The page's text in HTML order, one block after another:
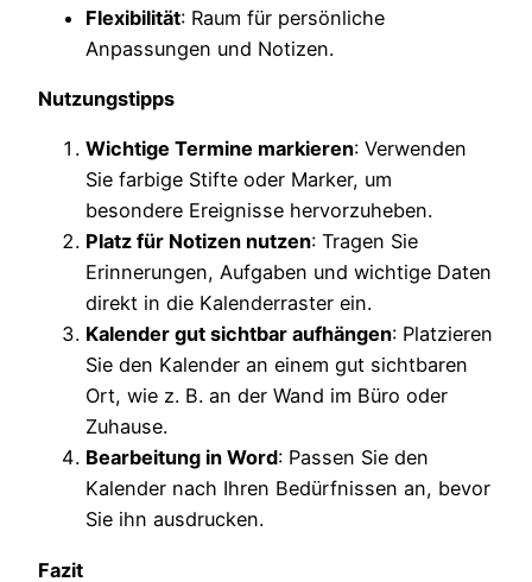
Flexibilität: Raum für persönliche
Anpassungen und Notizen.
Nutzungstipps
Wichtige Termine markieren: Verwenden
Sie farbige Stifte oder Marker, um
besondere Ereignisse hervorzuheben.
Platz für Notizen nutzen: Tragen Sie
Erinnerungen, Aufgaben und wichtige Daten
direkt in die Kalenderraster ein.
Kalender gut sichtbar aufhängen: Platzieren
Sie den Kalender an einem gut sichtbaren
Ort, wie z. B. an der Wand im Büro oder
Zuhause.
Bearbeitung in Word: Passen Sie den
Kalender nach Ihren Bedürfnissen an, bevor
Sie ihn ausdrucken.
Fazit